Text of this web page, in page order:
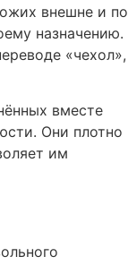
внешне и по
назначению.
«чехол»,
вместе
Они плотно
им